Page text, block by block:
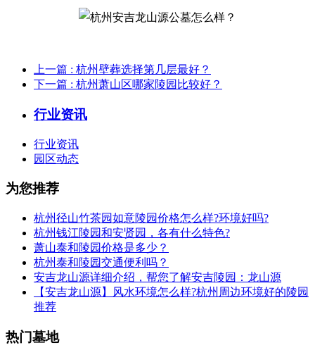
上一篇 : 杭州壁葬选择第几层最好？
下一篇 : 杭州萧山区哪家陵园比较好？
行业资讯
行业资讯
园区动态
为您推荐
杭州径山竹茶园如意陵园价格怎么样?环境好吗?
杭州钱江陵园和安贤园，各有什么特色?
萧山泰和陵园价格是多少？
杭州泰和陵园交通便利吗？
安吉龙山源详细介绍，帮您了解安吉陵园：龙山源
【安吉龙山源】风水环境怎么样?杭州周边环境好的陵园
推荐
热门墓地